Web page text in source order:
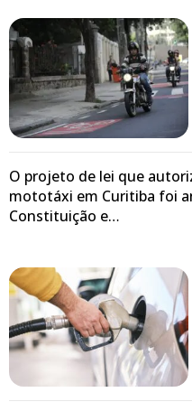
O projeto de lei que
mototáxi em Curitiba foi
Constituição e…